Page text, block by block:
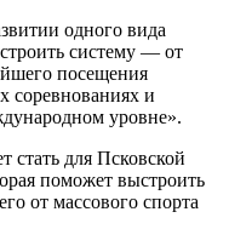
одного вида
систему — от
посещения
соревнованиях и
уровне».
стать для Псковской
поможет выстроить
от массового спорта